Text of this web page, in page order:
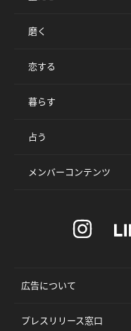
磨く
恋する
暮らす
占う
メンバーコンテンツ
広告について
プレスリリース窓口